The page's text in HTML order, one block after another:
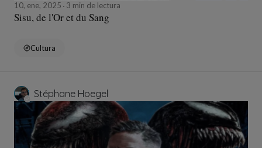
10, ene, 2025 3 min de lectura
Sisu, de l'Or et du Sang
Cultura
Stéphane Hoegel